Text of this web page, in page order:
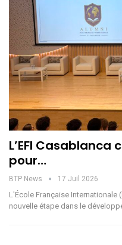
L’EFI
pour…
BTP News 17 Juil 2026
L'École Française Internationale
nouvelle étape dans le